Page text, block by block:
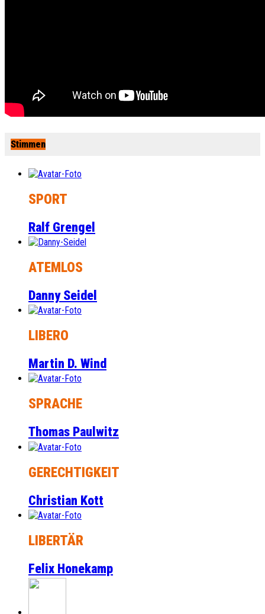
Stimmen
SPORT
Ralf Grengel
ATEMLOS
Danny Seidel
LIBERO
Martin D. Wind
SPRACHE
Thomas Paulwitz
GERECHTIGKEIT
Christian Kott
LIBERTÄR
Felix Honekamp